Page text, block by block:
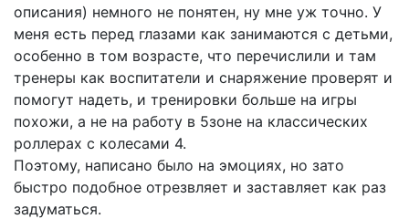
описания) немного не понятен, ну мне уж точно. У
меня есть перед глазами как занимаются с детьми,
особенно в том возрасте, что перечислили и там
тренеры как воспитатели и снаряжение проверят и
помогут надеть, и тренировки больше на игры
похожи, а не на работу в 5зоне на классических
роллерах с колесами 4.
Поэтому, написано было на эмоциях, но зато
быстро подобное отрезвляет и заставляет как раз
задуматься.